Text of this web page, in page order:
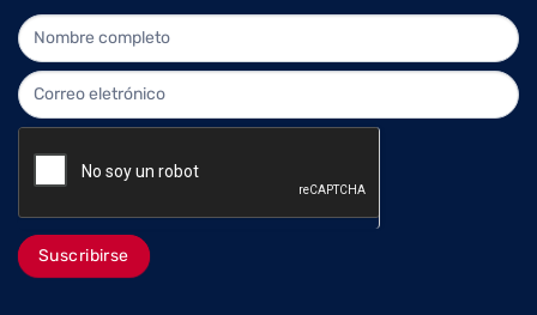
NEWLETTER
Suscribirse